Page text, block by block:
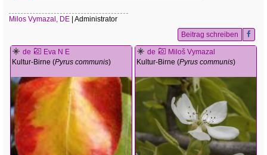
Milos Vymazal, DE | Administrator
Beitrag schreiben
de
Eva N E
Kultur-Birne (Pyrus communis)
de
Miloš Vymazal
Kultur-Birne (Pyrus communis)